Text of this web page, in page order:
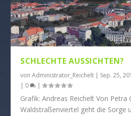
SCHLECHTE AUSSICHTEN?
vonAdministrator_Reichelt | Sep. 25,
| 0 |
Grafik: Andreas Reichelt Von Petra
Waldstraßenviertel geht die Sorge